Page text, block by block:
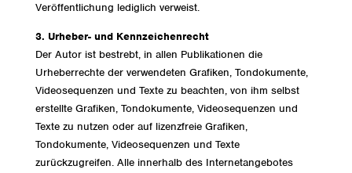
Veröffentlichung lediglich verweist.
3. Urheber- und Kennzeichenrecht
Der Autor ist bestrebt, in allen Publikationen die
Urheberrechte der verwendeten Grafiken, Tondokumente,
Videosequenzen und Texte zu beachten, von ihm selbst
erstellte Grafiken, Tondokumente, Videosequenzen und
Texte zu nutzen oder auf lizenzfreie Grafiken,
Tondokumente, Videosequenzen und Texte
zurückzugreifen. Alle innerhalb des Internetangebotes